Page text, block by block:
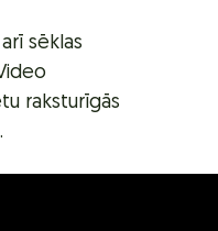
arī sēklas
raksturīgās